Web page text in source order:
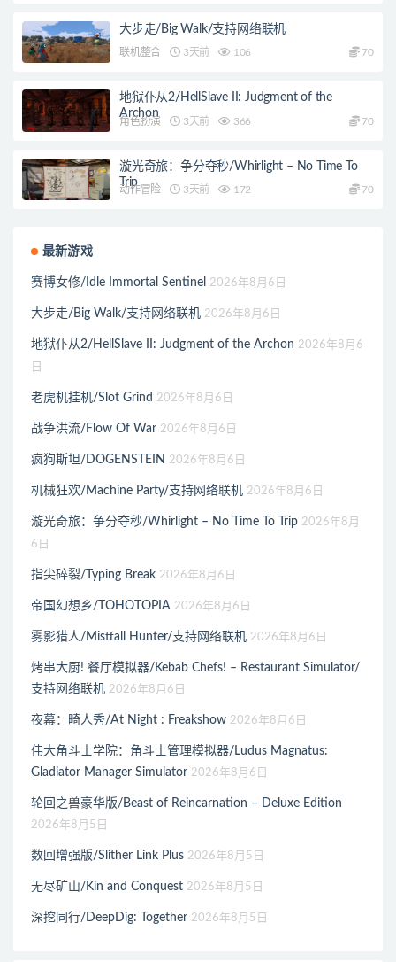
大步走/Big Walk/支持网络联机
联机整合 3天前 106 70
地狱仆从2/HellSlave II: Judgment of the
Archon
角色扮演 3天前 366 70
漩光奇旅：争分夺秒/Whirlight – No Time To
Trip
动作冒险 3天前 172 70
最新游戏
赛博女修/Idle Immortal Sentinel 2026年8月6日
大步走/Big Walk/支持网络联机 2026年8月6日
地狱仆从2/HellSlave II: Judgment of the Archon 2026年8月6
日
老虎机挂机/Slot Grind 2026年8月6日
战争洪流/Flow Of War 2026年8月6日
疯狗斯坦/DOGENSTEIN 2026年8月6日
机械狂欢/Machine Party/支持网络联机 2026年8月6日
漩光奇旅：争分夺秒/Whirlight – No Time To Trip 2026年8月
6日
指尖碎裂/Typing Break 2026年8月6日
帝国幻想乡/TOHOTOPIA 2026年8月6日
雾影猎人/Mistfall Hunter/支持网络联机 2026年8月6日
烤串大厨! 餐厅模拟器/Kebab Chefs! – Restaurant Simulator/
支持网络联机 2026年8月6日
夜幕：畸人秀/At Night : Freakshow 2026年8月6日
伟大角斗士学院：角斗士管理模拟器/Ludus Magnatus:
Gladiator Manager Simulator 2026年8月6日
轮回之兽豪华版/Beast of Reincarnation – Deluxe Edition
2026年8月5日
数回增强版/Slither Link Plus 2026年8月5日
无尽矿山/Kin and Conquest 2026年8月5日
深挖同行/DeepDig: Together 2026年8月5日